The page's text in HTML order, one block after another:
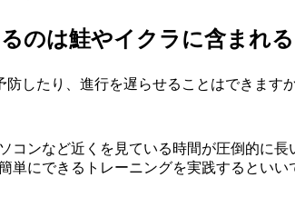
のは鮭やイクラに含まれ
したり、進行を遅らせることはできます
コンなど近くを見ている時間が圧倒的に
単にできるトレーニングを実践するといい